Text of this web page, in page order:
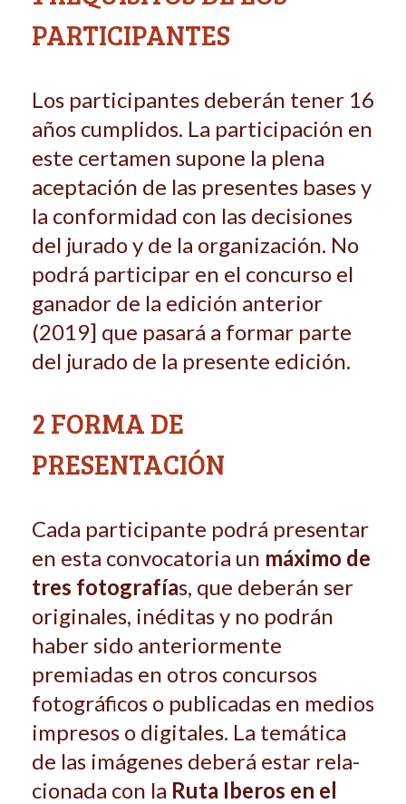
PARTICIPANTES
Los participantes deberán tener 16
años cumplidos. La participación en
este certamen supone la plena
aceptación de las presentes bases y
la conformi­dad con las decisiones
del jurado y de la organización. No
podrá participar en el concurso el
ganador de la edición anterior
(2019] que pasará a formar parte
del jurado de la presente edición.
2 FORMA DE
PRESENTACIÓN
Cada participante podrá presentar
en esta convocatoria un máximo de
tres fotografías, que deberán ser
originales, inéditas y no podrán
haber sido anteriormente
premiadas en otros concursos
fotográficos o publicadas en medios
impresos o digitales. La temática
de las imágenes deberá estar rela­
cionada con la Ruta Iberos en el